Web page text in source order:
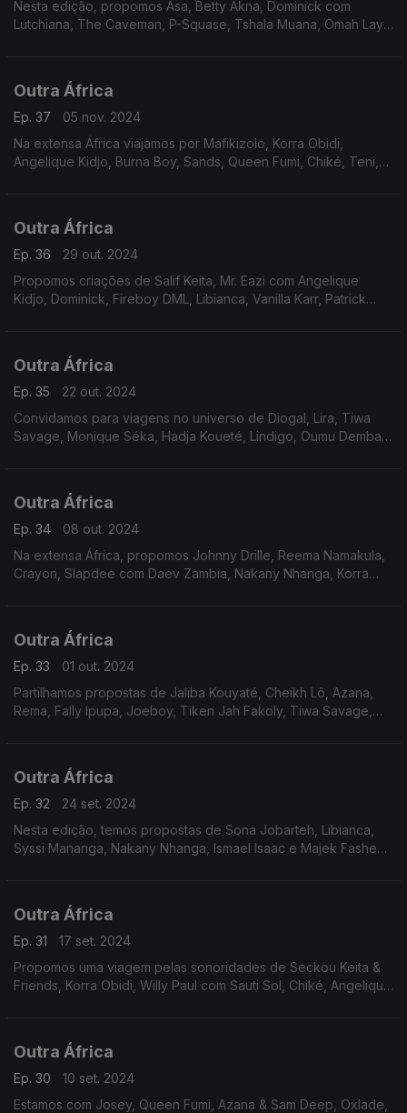
Nesta edição, propomos Asa, Betty Akna, Dominick com
Lutchiana, The Caveman, P-Squase, Tshala Muana, Omah Lay,
Outra África
Ep. 37
05 nov. 2024
Na extensa África viajamos por Mafikizolo, Korra Obidi,
Angelique Kidjo, Burna Boy, Sands, Queen Fumi, Chiké, Teni,
Outra África
Ep. 36
29 out. 2024
Propomos criações de Salif Keita, Mr. Eazi com Angelique
Kidjo, Dominick, Fireboy DML, Libianca, Vanilla Karr, Patrick
Outra África
Ep. 35
22 out. 2024
Convidamos para viagens no universo de Diogal, Lira, Tiwa
Savage, Monique Séka, Hadja Koueté, Lindigo, Oumu Demba
Outra África
Ep. 34
08 out. 2024
Na extensa África, propomos Johnny Drille, Reema Namakula,
Crayon, Slapdee com Daev Zambia, Nakany Nhanga, Korra
Outra África
Ep. 33
01 out. 2024
Partilhamos propostas de Jaliba Kouyaté, Cheikh Lô, Azana,
Rema, Fally Ipupa, Joeboy, Tiken Jah Fakoly, Tiwa Savage,
Outra África
Ep. 32
24 set. 2024
Nesta edição, temos propostas de Sona Jobarteh, Libianca,
Syssi Mananga, Nakany Nhanga, Ismael Isaac e Majek Fashek,
Outra África
Ep. 31
17 set. 2024
Propomos uma viagem pelas sonoridades de Seckou Keita &
Friends, Korra Obidi, Willy Paul com Sauti Sol, Chiké, Angelique
Outra África
Ep. 30
10 set. 2024
Estamos com Josey, Queen Fumi, Azana & Sam Deep, Oxlade,